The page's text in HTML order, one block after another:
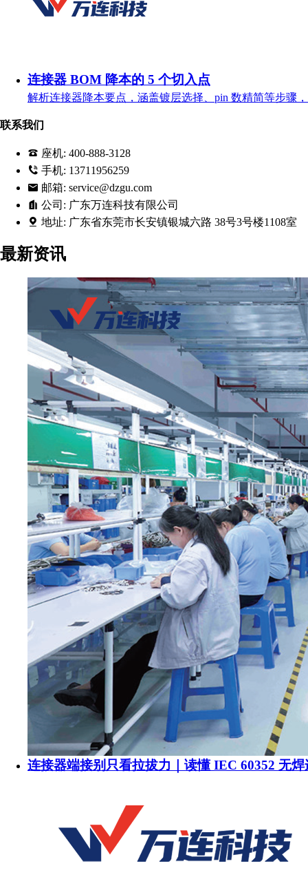
连接器 BOM 降本的 5 个切入点
解析连接器降本要点，涵盖镀层选择、pin 数精简等步骤
联系我们
座机: 400-888-3128
手机: 13711956259
邮箱: service@dzgu.com
公司: 广东万连科技有限公司
地址: 广东省东莞市长安镇银城六路 38号3号楼1108室
最新资讯
连接器端接别只看拉拔力｜读懂 IEC 60352 无